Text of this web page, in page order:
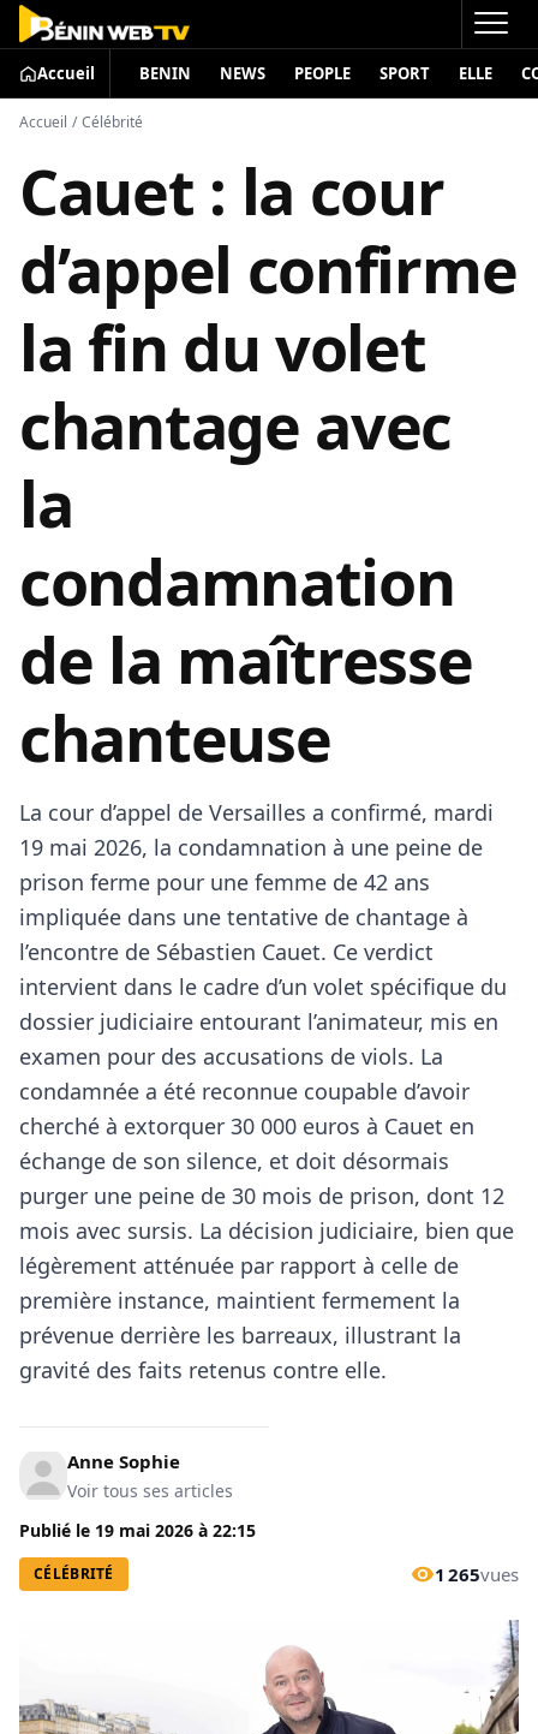
Accueil BENIN NEWS PEOPLE SPORT ELLE
Accueil / Célébrité
Cauet : la cour
d’appel confirme
la fin du volet
chantage avec
la
condamnation
de la maîtresse
chanteuse
La cour d’appel de Versailles a confirmé, mardi
19 mai 2026, la condamnation à une peine de
prison ferme pour une femme de 42 ans
impliquée dans une tentative de chantage à
l’encontre de Sébastien Cauet. Ce verdict
intervient dans le cadre d’un volet spécifique du
dossier judiciaire entourant l’animateur, mis en
examen pour des accusations de viols. La
condamnée a été reconnue coupable d’avoir
cherché à extorquer 30 000 euros à Cauet en
échange de son silence, et doit désormais
purger une peine de 30 mois de prison, dont 12
mois avec sursis. La décision judiciaire, bien que
légèrement atténuée par rapport à celle de
première instance, maintient fermement la
prévenue derrière les barreaux, illustrant la
gravité des faits retenus contre elle.
Anne Sophie
Voir tous ses articles
Publié le 19 mai 2026 à 22:15
CÉLÉBRITÉ 1 265vues